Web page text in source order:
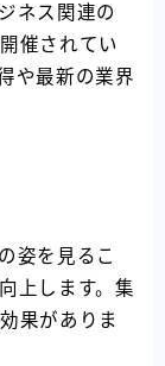
ネス関連の
催されてい
や最新の業界
姿を見るこ
上します。集
果がありま